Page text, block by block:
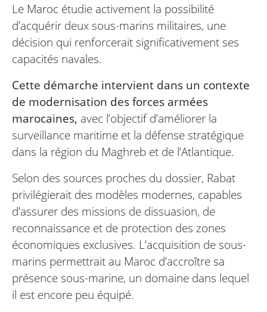
Le Maroc étudie activement la possibilité
d’acquérir deux sous-marins militaires, une
décision qui renforcerait significativement ses
capacités navales.
Cette démarche intervient dans un contexte
de modernisation des forces armées
marocaines, avec l’objectif d’améliorer la
surveillance maritime et la défense stratégique
dans la région du Maghreb et de l’Atlantique.
Selon des sources proches du dossier, Rabat
privilégierait des modèles modernes, capables
d’assurer des missions de dissuasion, de
reconnaissance et de protection des zones
économiques exclusives. L’acquisition de sous-
marins permettrait au Maroc d’accroître sa
présence sous-marine, un domaine dans lequel
il est encore peu équipé.